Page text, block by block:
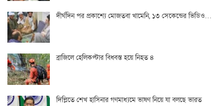
দীর্ঘদিন পর প্রকাশ্যে মোজতবা খামেনি, ১৩ সেকেন্ডের ভিডিও…
ব্রাজিলে হেলিকপ্টার বিধ্বস্ত হয়ে নিহত ৪
দিল্লিতে শেখ হাসিনার গণমাধ্যমে ভাষণ নিয়ে যা বলছে ভারত